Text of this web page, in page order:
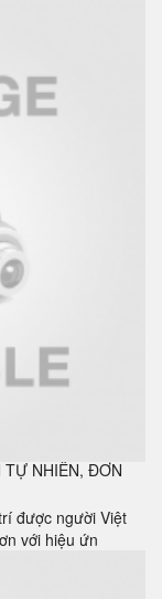
TỰ NHIÊN, ĐƠN
được người Việt
với hiệu ứn